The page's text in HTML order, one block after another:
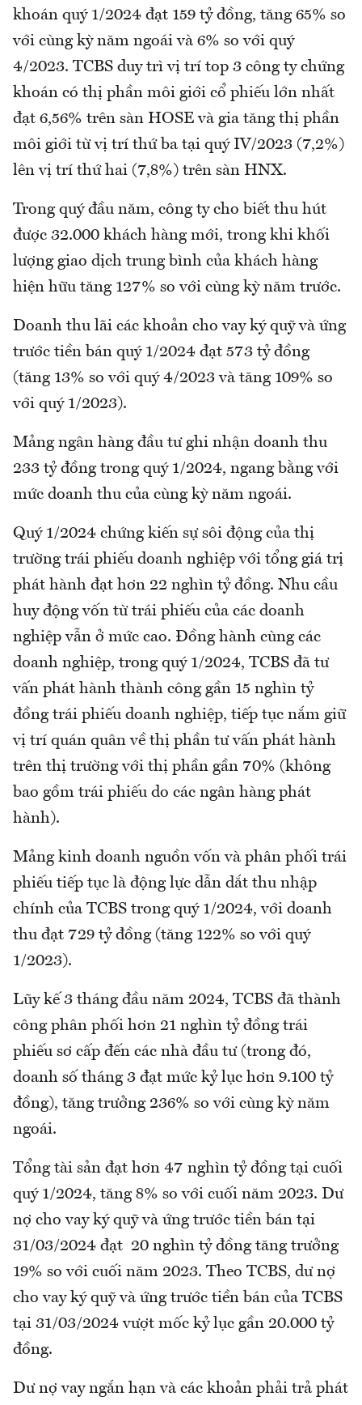
khoán quý 1/2024 đạt 159 tỷ đồng, tăng 65% so
với cùng kỳ năm ngoái và 6% so với quý
4/2023. TCBS duy trì vị trí top 3 công ty chứng
khoán có thị phần môi giới cổ phiếu lớn nhất
đạt 6,56% trên sàn HOSE và gia tăng thị phần
môi giới từ vị trí thứ ba tại quý IV/2023 (7,2%)
lên vị trí thứ hai (7,8%) trên sàn HNX.
Trong quý đầu năm, công ty cho biết thu hút
được 32.000 khách hàng mới, trong khi khối
lượng giao dịch trung bình của khách hàng
hiện hữu tăng 127% so với cùng kỳ năm trước.
Doanh thu lãi các khoản cho vay ký quỹ và ứng
trước tiền bán quý 1/2024 đạt 573 tỷ đồng
(tăng 13% so với quý 4/2023 và tăng 109% so
với quý 1/2023).
Mảng ngân hàng đầu tư ghi nhận doanh thu
233 tỷ đồng trong quý 1/2024, ngang bằng với
mức doanh thu của cùng kỳ năm ngoái.
Quý 1/2024 chứng kiến sự sôi động của thị
trường trái phiếu doanh nghiệp với tổng giá trị
phát hành đạt hơn 22 nghìn tỷ đồng. Nhu cầu
huy động vốn từ trái phiếu của các doanh
nghiệp vẫn ở mức cao. Đồng hành cùng các
doanh nghiệp, trong quý 1/2024, TCBS đã tư
vấn phát hành thành công gần 15 nghìn tỷ
đồng trái phiếu doanh nghiệp, tiếp tục nắm giữ
vị trí quán quân về thị phần tư vấn phát hành
trên thị trường với thị phần gần 70% (không
bao gồm trái phiếu do các ngân hàng phát
hành).
Mảng kinh doanh nguồn vốn và phân phối trái
phiếu tiếp tục là động lực dẫn dắt thu nhập
chính của TCBS trong quý 1/2024, với doanh
thu đạt 729 tỷ đồng (tăng 122% so với quý
1/2023).
Lũy kế 3 tháng đầu năm 2024, TCBS đã thành
công phân phối hơn 21 nghìn tỷ đồng trái
phiếu sơ cấp đến các nhà đầu tư (trong đó,
doanh số tháng 3 đạt mức kỷ lục hơn 9.100 tỷ
đồng), tăng trưởng 236% so với cùng kỳ năm
ngoái.
Tổng tài sản đạt hơn 47 nghìn tỷ đồng tại cuối
quý 1/2024, tăng 8% so với cuối năm 2023. Dư
nợ cho vay ký quỹ và ứng trước tiền bán tại
31/03/2024 đạt 20 nghìn tỷ đồng tăng trưởng
19% so với cuối năm 2023. Theo TCBS, dư nợ
cho vay ký quỹ và ứng trước tiền bán của TCBS
tại 31/03/2024 vượt mốc kỷ lục gần 20.000 tỷ
đồng.
Dư nợ vay ngắn hạn và các khoản phải trả phát